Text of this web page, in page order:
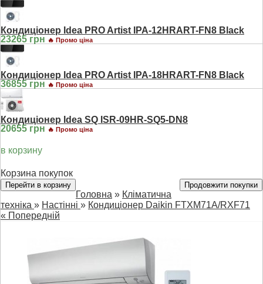
Кондиціонер Idea PRO Artist IPA-12HRART-FN8 Black
23265 грн 🔥 Промо ціна
Кондиціонер Idea PRO Artist IPA-18HRART-FN8 Black
36855 грн 🔥 Промо ціна
Кондиціонер Idea SQ ISR-09HR-SQ5-DN8
20655 грн 🔥 Промо ціна
в корзину
Корзина покупок
Перейти в корзину Продовжити покупки
Головна » Кліматична
техніка » Настінні » Кондиціонер Daikin FTXM71A/RXF71
« Попередній